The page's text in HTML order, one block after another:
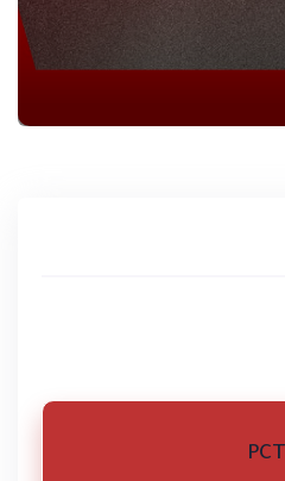
PCT